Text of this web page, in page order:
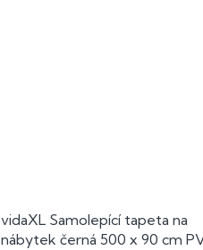
vidaXL Samolepící tapeta na
nábytek černá 500 x 90 cm